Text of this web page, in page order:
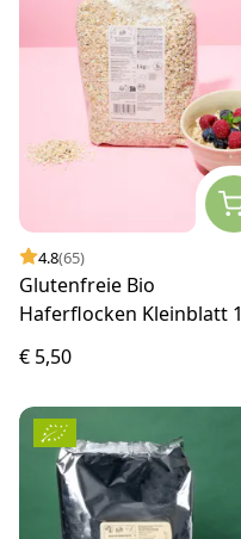
4.8(65)
Glutenfreie Bio
Haferflocken Kleinblatt 1
€ 5,50